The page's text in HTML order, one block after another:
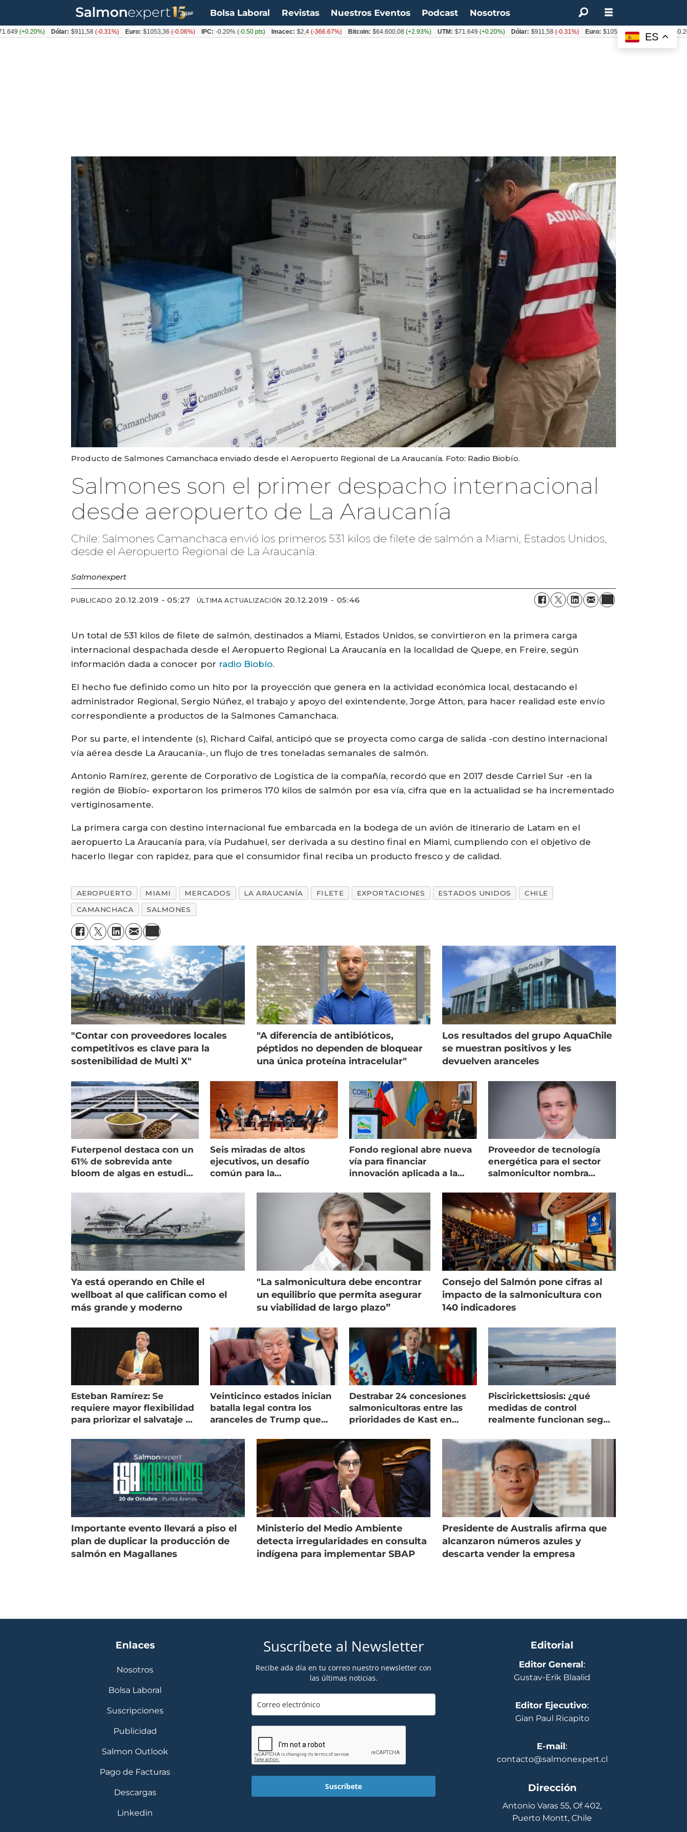
Bolsa Laboral Revistas Nuestros Eventos Podcast Nosotros
Producto de Salmones Camanchaca enviado desde el Aeropuerto Regional de La Araucanía. Foto: Radio Biobío.
Salmones son el primer despacho internacional
desde aeropuerto de La Araucanía
Chile: Salmones Camanchaca envió los primeros 531 kilos de filete de salmón a Miami, Estados Unidos,
desde el Aeropuerto Regional de La Araucanía.
Salmonexpert
PUBLICADO 20.12.2019 - 05:27 ÚLTIMA ACTUALIZACIÓN 20.12.2019 - 05:46
Un total de 531 kilos de filete de salmón, destinados a Miami, Estados Unidos, se convirtieron en la primera carga
internacional despachada desde el Aeropuerto Regional La Araucanía en la localidad de Quepe, en Freire, según
información dada a conocer por radio Biobío.
El hecho fue definido como un hito por la proyección que genera en la actividad económica local, destacando el
administrador Regional, Sergio Núñez, el trabajo y apoyo del exintendente, Jorge Atton, para hacer realidad este envío
correspondiente a productos de la Salmones Camanchaca.
Por su parte, el intendente (s), Richard Caifal, anticipó que se proyecta como carga de salida -con destino internacional
vía aérea desde La Araucanía-, un flujo de tres toneladas semanales de salmón.
Antonio Ramírez, gerente de Corporativo de Logística de la compañía, recordó que en 2017 desde Carriel Sur -en la
región de Biobío- exportaron los primeros 170 kilos de salmón por esa vía, cifra que en la actualidad se ha incrementado
vertiginosamente.
La primera carga con destino internacional fue embarcada en la bodega de un avión de itinerario de Latam en el
aeropuerto La Araucanía para, vía Pudahuel, ser derivada a su destino final en Miami, cumpliendo con el objetivo de
hacerlo llegar con rapidez, para que el consumidor final reciba un producto fresco y de calidad.
AEROPUERTO MIAMI MERCADOS LA ARAUCANÍA FILETE EXPORTACIONES ESTADOS UNIDOS
CHILE
CAMANCHACA
SALMONES
"Contar con proveedores locales
competitivos es clave para la
sostenibilidad de Multi X"
"A diferencia de antibióticos,
péptidos no dependen de bloquear
una única proteína intracelular"
Los resultados del grupo AquaChile
se muestran positivos y les
devuelven aranceles
Futerpenol destaca con un
61% de sobrevida ante
bloom de algas en estudio
Seis miradas de altos
ejecutivos, un desafío
común para la
Fondo regional abre nueva
vía para financiar
innovación aplicada a la
Proveedor de tecnología
energética para el sector
salmonicultor nombra
Ya está operando en Chile el
wellboat al que califican como el
más grande y moderno
"La salmonicultura debe encontrar
un equilibrio que permita asegurar
su viabilidad de largo plazo”
Consejo del Salmón pone cifras al
impacto de la salmonicultura con
140 indicadores
Esteban Ramírez: Se
requiere mayor flexibilidad
para priorizar el salvataje de
Veinticinco estados inician
batalla legal contra los
aranceles de Trump que
Destrabar 24 concesiones
salmonicultoras entre las
prioridades de Kast en
Piscirickettsiosis: ¿qué
medidas de control
realmente funcionan según
Importante evento llevará a piso el
plan de duplicar la producción de
salmón en Magallanes
Ministerio del Medio Ambiente
detecta irregularidades en consulta
indígena para implementar SBAP
Presidente de Australis afirma que
alcanzaron números azules y
descarta vender la empresa
Enlaces
Nosotros
Bolsa Laboral
Suscripciones
Publicidad
Salmon Outlook
Pago de Facturas
Descargas
Linkedin
Suscríbete al Newsletter
Recibe ada día en tu correo nuestro newsletter con
las últimas noticias.
Suscríbete
Editorial
Editor General:
Gustav-Erik Blaalid
Editor Ejecutivo:
Gian Paul Ricapito
E-mail:
contacto@salmonexpert.cl
Dirección
Antonio Varas 55, Of 402,
Puerto Montt, Chile
ES
(+0.20%) Dólar: $911,58(-0.31%) Euro: $1053,36(-0.06%) IPC: -0.20%(-0.50 pts) Imacec: $2,4(-366.67%) Bitcoin: $64.600,08(+2.93%) UTM: $71.649 (+0.20%) Dólar: $911,58(-0.31%) Euro: $1053,36 (-0.06%) -0.20%